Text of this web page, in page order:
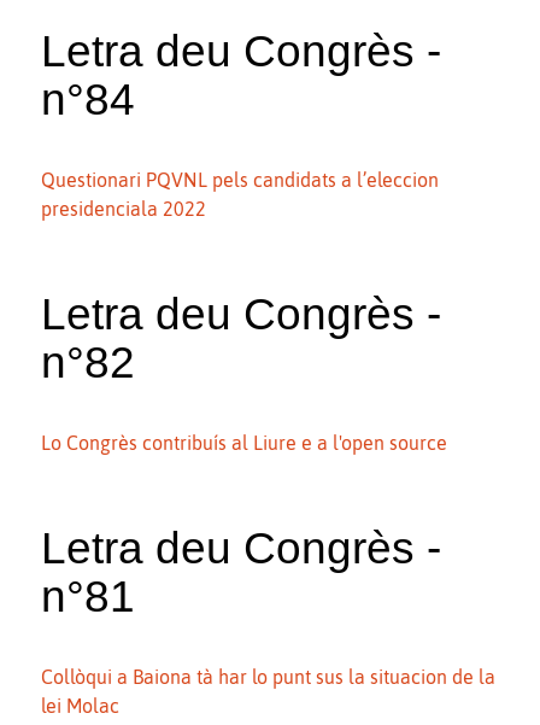
Letra deu Congrès -
n°84
Questionari PQVNL pels candidats a l’eleccion
presidenciala 2022
Letra deu Congrès -
n°82
Lo Congrès contribuís al Liure e a l'open source
Letra deu Congrès -
n°81
Collòqui a Baiona tà har lo punt sus la situacion de la
lei Molac